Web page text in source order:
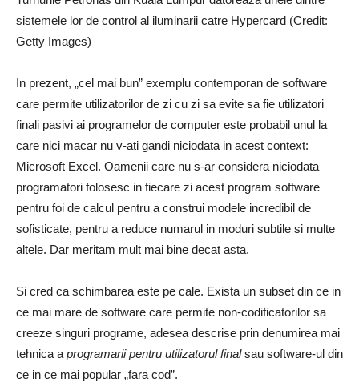
sistemele lor de control al iluminarii catre Hypercard (Credit:
Getty Images)
In prezent, „cel mai bun” exemplu contemporan de software
care permite utilizatorilor de zi cu zi sa evite sa fie utilizatori
finali pasivi ai programelor de computer este probabil unul la
care nici macar nu v-ati gandi niciodata in acest context:
Microsoft Excel. Oamenii care nu s-ar considera niciodata
programatori folosesc in fiecare zi acest program software
pentru foi de calcul pentru a construi modele incredibil de
sofisticate, pentru a reduce numarul in moduri subtile si multe
altele. Dar meritam mult mai bine decat asta.
Si cred ca schimbarea este pe cale. Exista un subset din ce in
ce mai mare de software care permite non-codificatorilor sa
creeze singuri programe, adesea descrise prin denumirea mai
tehnica a programarii pentru utilizatorul finalsau software-ul din
ce in ce mai popular „fara cod”.